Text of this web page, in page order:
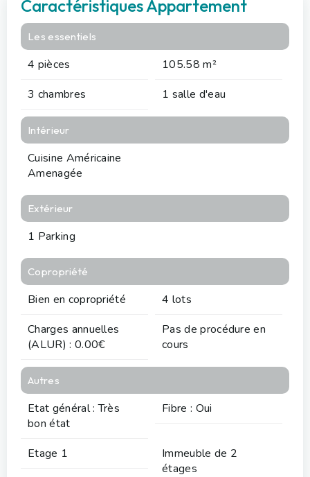
Caractéristiques Appartement
Les essentiels
4 pièces
105.58 m²
3 chambres
1 salle d'eau
Intérieur
Cuisine Américaine
Amenagée
Extérieur
1 Parking
Copropriété
Bien en copropriété
4 lots
Charges annuelles
(ALUR) : 0.00€
Pas de procédure en
cours
Autres
Etat général : Très
bon état
Fibre : Oui
Etage 1
Immeuble de 2
étages